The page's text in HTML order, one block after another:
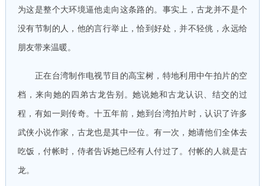
为这是整个大环境逼他走向这条路的。事实上，古龙并不是个
没有节制的人，他的言行举止，恰到好处，并不轻佻，永远给
朋友带来温暖。
正在台湾制作电视节目的高宝树，特地利用中午拍片的空
档，来向她的四弟古龙告别。她说她和古龙认识、结交的过
程，有如一则传奇。十五年前，她到台湾拍片时，认识了许多
武侠小说作家，古龙也是其中一位。有一次，她请他们全体去
吃饭，付帐时，侍者告诉她已经有人付过了。付帐的人就是古
龙。